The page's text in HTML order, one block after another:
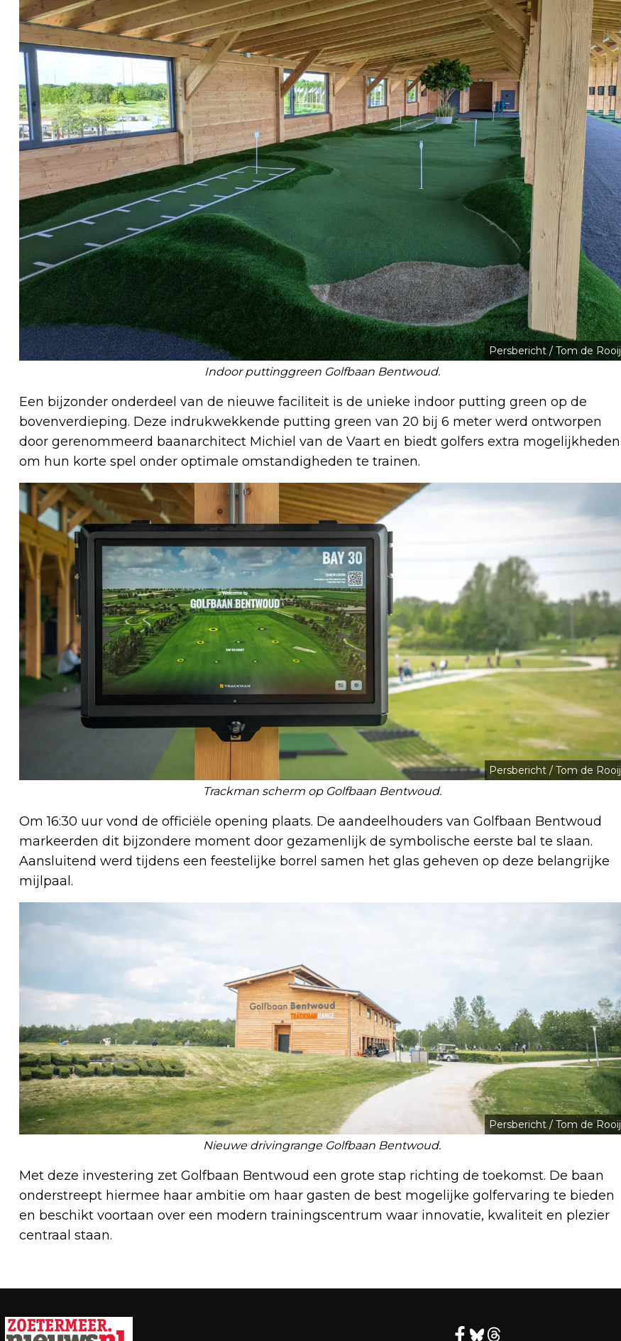
Persbericht / Tom de Rooij
Indoor puttinggreen Golfbaan Bentwoud.
Een bijzonder onderdeel van de nieuwe faciliteit is de unieke indoor putting green op de
bovenverdieping. Deze indrukwekkende putting green van 20 bij 6 meter werd ontworpen
door gerenommeerd baanarchitect Michiel van de Vaart en biedt golfers extra mogelijkheden
om hun korte spel onder optimale omstandigheden te trainen.
Persbericht / Tom de Rooij
Trackman scherm op Golfbaan Bentwoud.
Om 16:30 uur vond de officiële opening plaats. De aandeelhouders van Golfbaan Bentwoud
markeerden dit bijzondere moment door gezamenlijk de symbolische eerste bal te slaan.
Aansluitend werd tijdens een feestelijke borrel samen het glas geheven op deze belangrijke
mijlpaal.
Persbericht / Tom de Rooij
Nieuwe drivingrange Golfbaan Bentwoud.
Met deze investering zet Golfbaan Bentwoud een grote stap richting de toekomst. De baan
onderstreept hiermee haar ambitie om haar gasten de best mogelijke golfervaring te bieden
en beschikt voortaan over een modern trainingscentrum waar innovatie, kwaliteit en plezier
centraal staan.
FRIDAY NIGHT LAB + ART MARKET